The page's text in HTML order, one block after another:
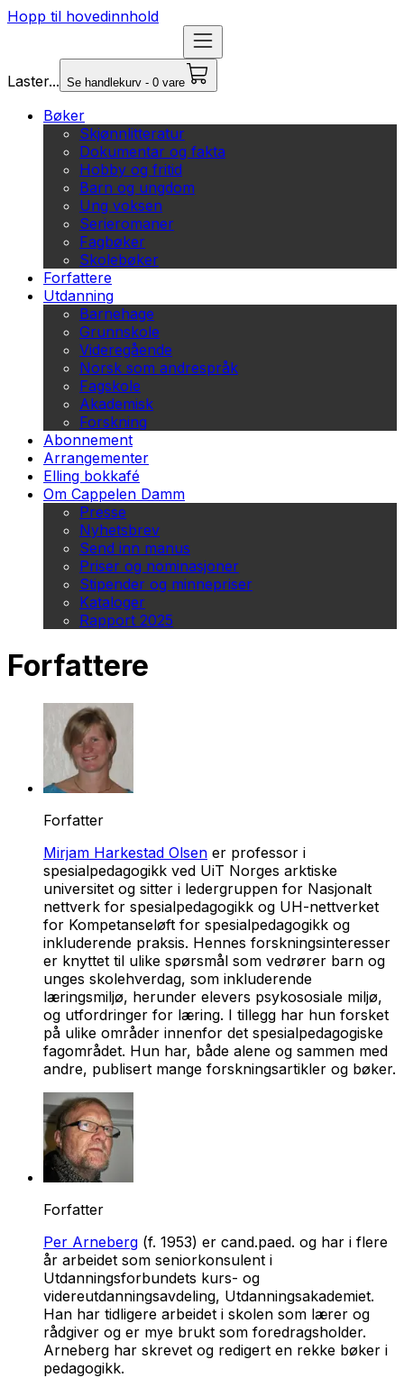
Hopp til hovedinnhold
Laster... Se handlekurv - 0 vare
Bøker
Skjønnlitteratur
Dokumentar og fakta
Hobby og fritid
Barn og ungdom
Ung voksen
Serieromaner
Fagbøker
Skolebøker
Forfattere
Utdanning
Barnehage
Grunnskole
Videregående
Norsk som andrespråk
Fagskole
Akademisk
Forskning
Abonnement
Arrangementer
Elling bokkafé
Om Cappelen Damm
Presse
Nyhetsbrev
Send inn manus
Priser og nominasjoner
Stipender og minnepriser
Kataloger
Rapport 2025
Forfattere
Forfatter
Mirjam Harkestad Olsen er professor i
spesialpedagogikk ved UiT Norges arktiske
universitet og sitter i ledergruppen for Nasjonalt
nettverk for spesialpedagogikk og UH-nettverket
for Kompetanseløft for spesialpedagogikk og
inkluderende praksis. Hennes forskningsinteresser
er knyttet til ulike spørsmål som vedrører barn og
unges skolehverdag, som inkluderende
læringsmiljø, herunder elevers psykososiale miljø,
og utfordringer for læring. I tillegg har hun forsket
på ulike områder innenfor det spesialpedagogiske
fagområdet. Hun har, både alene og sammen med
andre, publisert mange forskningsartikler og bøker.
Forfatter
Per Arneberg (f. 1953) er cand.paed. og har i flere
år arbeidet som seniorkonsulent i
Utdanningsforbundets kurs- og
videreutdanningsavdeling, Utdanningsakademiet.
Han har tidligere arbeidet i skolen som lærer og
rådgiver og er mye brukt som foredragsholder.
Arneberg har skrevet og redigert en rekke bøker i
pedagogikk.